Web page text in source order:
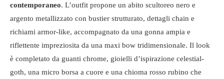
contemporaneo. L’outfit propone un abito scultoreo nero e
argento metallizzato con bustier strutturato, dettagli chain e
richiami armor-like, accompagnato da una gonna ampia e
riflettente impreziosita da una maxi bow tridimensionale. Il look
è completato da guanti chrome, gioielli d’ispirazione celestial-
goth, una micro borsa a cuore e una chioma rosso rubino che